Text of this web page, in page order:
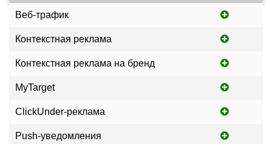
Веб-трафик
Контекстная реклама
Контекстная реклама на бренд
MyTarget
ClickUnder-реклама
Push-уведомления